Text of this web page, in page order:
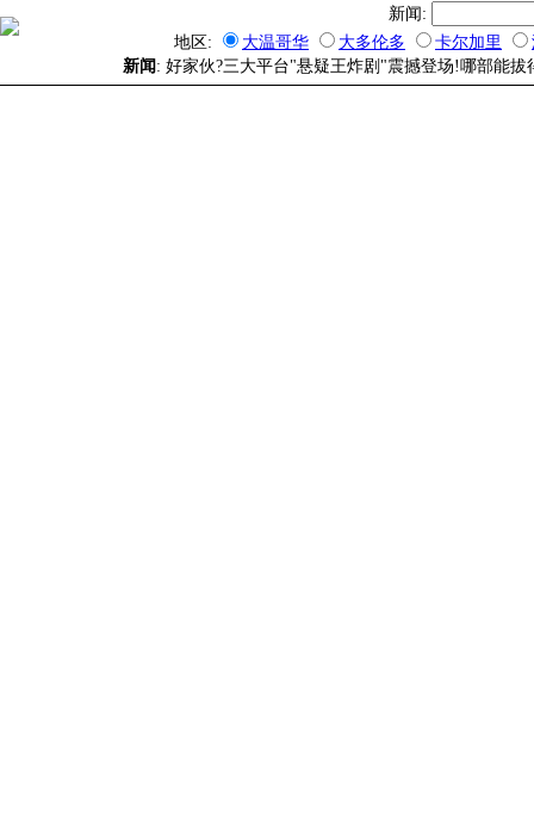
新闻:
地区:
大温哥华 大多伦多 卡尔加里
新闻 : 好家伙?三大平台"悬疑王炸剧"震撼登场!哪部能拔